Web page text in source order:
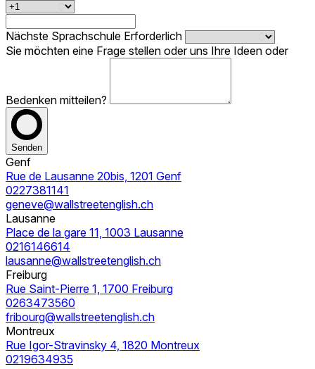
Nächste Sprachschule Erforderlich
Sie möchten eine Frage stellen oder uns Ihre Ideen oder
Bedenken mitteilen?
Senden
Genf
Rue de Lausanne 20bis, 1201 Genf
0227381141
geneve@wallstreetenglish.ch
Lausanne
Place de la gare 11, 1003 Lausanne
0216146614
lausanne@wallstreetenglish.ch
Freiburg
Rue Saint-Pierre 1, 1700 Freiburg
0263473560
fribourg@wallstreetenglish.ch
Montreux
Rue Igor-Stravinsky 4, 1820 Montreux
0219634935